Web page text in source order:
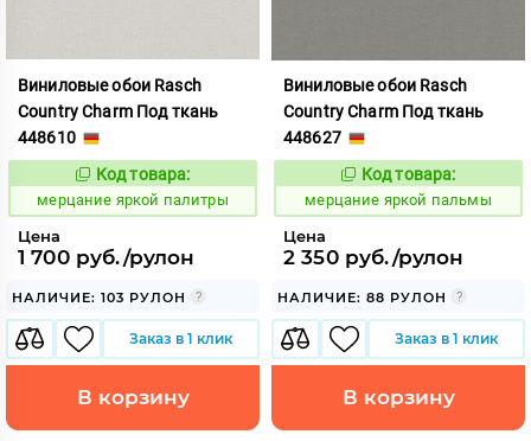
Виниловые обои Rasch
Country Charm Под ткань
448610
975816
Код товара:
мерцание яркой палитры
Цена
1 700 руб./рулон
НАЛИЧИЕ: 103 РУЛОН
Заказ в 1 клик
В корзину
Виниловые обои Rasch
Country Charm Под ткань
448627
975817
Код товара:
мерцание яркой пальмы
Цена
2 350 руб./рулон
НАЛИЧИЕ: 88 РУЛОН
Заказ в 1 клик
В корзину